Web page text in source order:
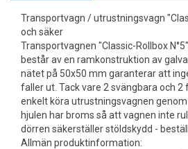
Transportvagn / utrustningsvagn
och säker
Transportvagnen "Classic-Rollbox
består av en ramkonstruktion av
nätet på 50x50 mm garanterar att
faller ut. Tack vare 2 svängbara och 2
enkelt köra utrustningsvagnen genom
hjulen har broms så att vagnen inte
dörren säkerställer stöldskydd -
Allmän produktinformation: